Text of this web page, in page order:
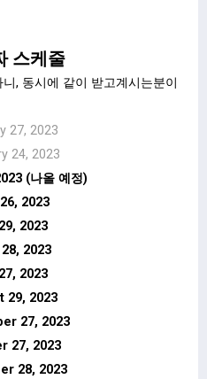
스케줄
, 동시에 같이 받고계시는분이
27, 2023
24, 2023
(나올 예정)
2023
2023
2023
2023
29, 2023
27, 2023
27, 2023
28, 2023